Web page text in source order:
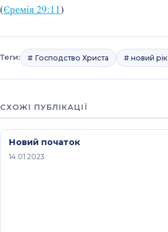
(Єремія 29:11)
Теги: # Господство Христа # новий рік
СХОЖІ ПУБЛІКАЦІЇ
Новий початок
14.01.2023